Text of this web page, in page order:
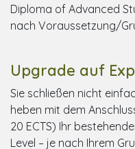
Diploma of Advanced
nach Voraussetzung/
Upgrade auf
Sie schließen nicht
heben mit dem
20 ECTS) Ihr
Level – je nach Ihrem